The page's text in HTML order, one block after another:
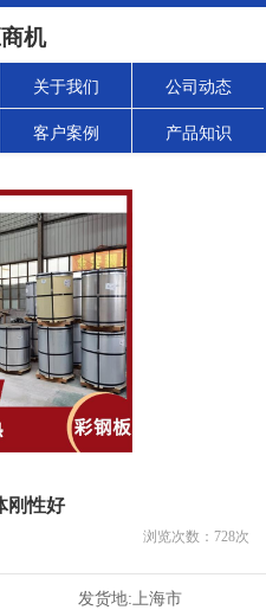
机
关于我们 公司动态
客户案例 产品知识
刚性好
浏览次数： 728次
发货地: 上海市